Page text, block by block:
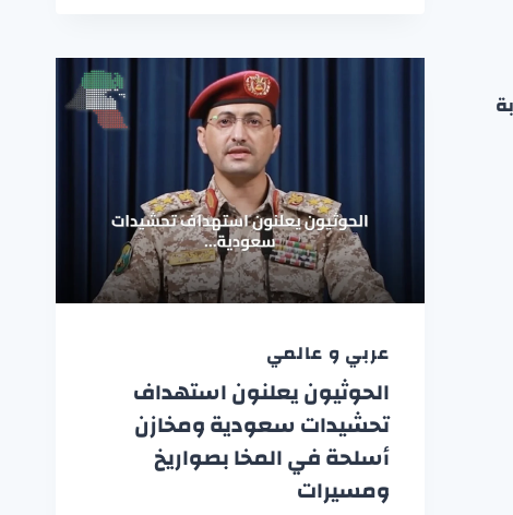
عربي و عالمي
الحوثيون يعلنون استهداف
تحشيدات سعودية ومخازن
أسلحة في المخا بصواريخ
ومسيرات